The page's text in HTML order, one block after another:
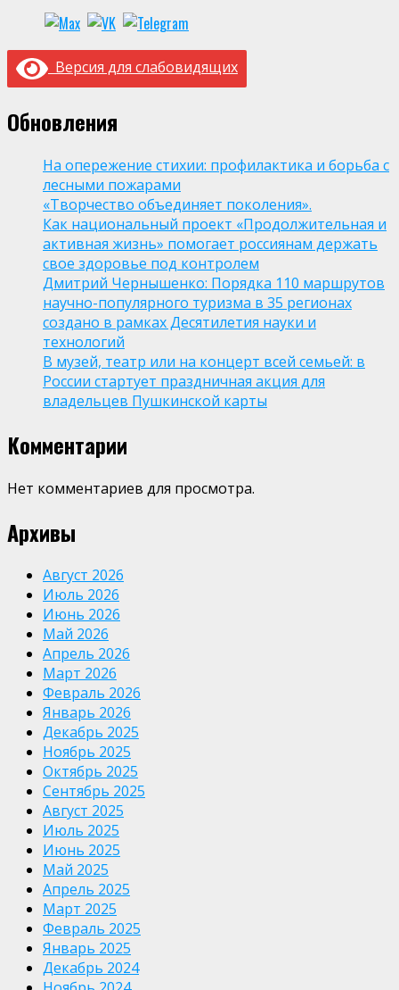
Версия для слабовидящих
Обновления
На опережение стихии: профилактика и борьба с
лесными пожарами
«Творчество объединяет поколения».
Как национальный проект «Продолжительная и
активная жизнь» помогает россиянам держать
свое здоровье под контролем
Дмитрий Чернышенко: Порядка 110 маршрутов
научно-популярного туризма в 35 регионах
создано в рамках Десятилетия науки и
технологий
В музей, театр или на концерт всей семьей: в
России стартует праздничная акция для
владельцев Пушкинской карты
Комментарии
Нет комментариев для просмотра.
Архивы
Август 2026
Июль 2026
Июнь 2026
Май 2026
Апрель 2026
Март 2026
Февраль 2026
Январь 2026
Декабрь 2025
Ноябрь 2025
Октябрь 2025
Сентябрь 2025
Август 2025
Июль 2025
Июнь 2025
Май 2025
Апрель 2025
Март 2025
Февраль 2025
Январь 2025
Декабрь 2024